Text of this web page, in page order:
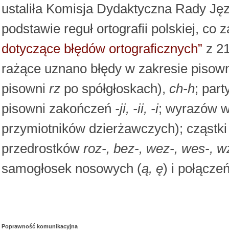
ustaliła Komisja Dydaktyczna Rady
podstawie reguł ortografii polskiej, co
dotyczące błędów ortograficznych” z
rażące uznano błędy w zakresie
pisowni rz po spółgłoskach), ch-h;
pisowni zakończeń -ji, -ii, -i; wyrazów
przymiotników dzierżawczych);
przedrostków roz-, bez-, wez-, wes-,
samogłosek nosowych (ą, ę) i
Poprawność komunikacyjna